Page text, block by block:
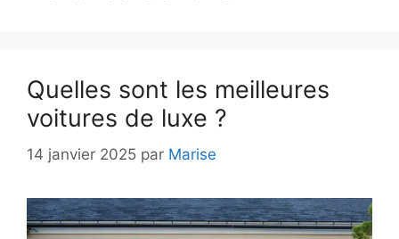
Quelles sont les meilleures
voitures de luxe ?
14 janvier 2025 par Marise